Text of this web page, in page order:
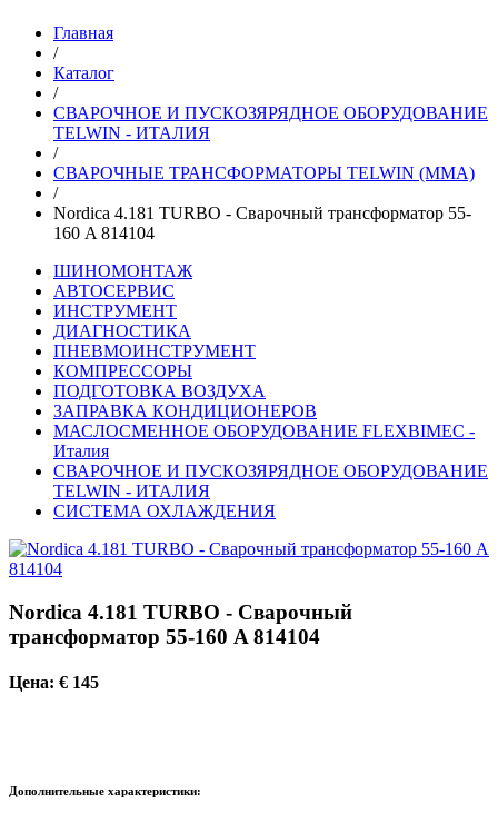
Главная
/
Каталог
/
СВАРОЧНОЕ И ПУСКОЗЯРЯДНОЕ ОБОРУДОВАНИЕ
TELWIN - ИТАЛИЯ
/
СВАРОЧНЫЕ ТРАНСФОРМАТОРЫ TELWIN (MMA)
/
Nordica 4.181 TURBO - Сварочный трансформатор 55-
160 A 814104
ШИНОМОНТАЖ
АВТОСЕРВИС
ИНСТРУМЕНТ
ДИАГНОСТИКА
ПНЕВМОИНСТРУМЕНТ
КОМПРЕССОРЫ
ПОДГОТОВКА ВОЗДУХА
ЗАПРАВКА КОНДИЦИОНЕРОВ
МАСЛОСМЕННОЕ ОБОРУДОВАНИЕ FLEXBIMEC -
Италия
СВАРОЧНОЕ И ПУСКОЗЯРЯДНОЕ ОБОРУДОВАНИЕ
TELWIN - ИТАЛИЯ
СИСТЕМА ОХЛАЖДЕНИЯ
Nordica 4.181 TURBO - Сварочный
трансформатор 55-160 A 814104
Цена: € 145
Дополнительные характеристики: